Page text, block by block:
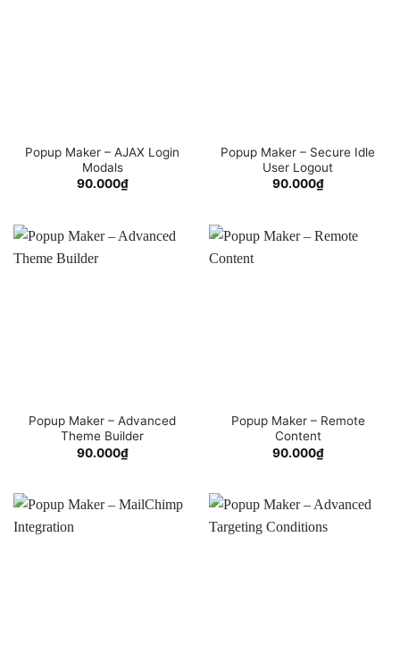
Popup Maker – AJAX Login
Modals
90.000₫
Popup Maker – Secure Idle
User Logout
90.000₫
Popup Maker – Advanced
Theme Builder
90.000₫
Popup Maker – Remote
Content
90.000₫